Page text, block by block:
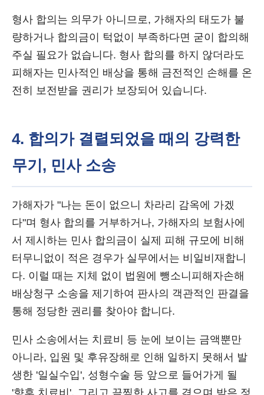
형사 합의는 의무가 아니므로, 가해자의 태도가 불
량하거나 합의금이 턱없이 부족하다면 굳이 합의해
주실 필요가 없습니다. 형사 합의를 하지 않더라도
피해자는 민사적인 배상을 통해 금전적인 손해를 온
전히 보전받을 권리가 보장되어 있습니다.
4. 합의가 결렬되었을 때의 강력한
무기, 민사 소송
가해자가 "나는 돈이 없으니 차라리 감옥에 가겠
다"며 형사 합의를 거부하거나, 가해자의 보험사에
서 제시하는 민사 합의금이 실제 피해 규모에 비해
터무니없이 적은 경우가 실무에서는 비일비재합니
다. 이럴 때는 지체 없이 법원에 뺑소니피해자손해
배상청구 소송을 제기하여 판사의 객관적인 판결을
통해 정당한 권리를 찾아야 합니다.
민사 소송에서는 치료비 등 눈에 보이는 금액뿐만
아니라, 입원 및 후유장해로 인해 일하지 못해서 발
생한 '일실수입', 성형수술 등 앞으로 들어가게 될
'향후 치료비', 그리고 끔찍한 사고를 겪으며 받은 정